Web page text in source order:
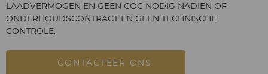
LAADVERMOGEN EN GEEN COC NODIG NADIEN OF
ONDERHOUDSCONTRACT EN GEEN TECHNISCHE
CONTROLE.
CONTACTEER ONS